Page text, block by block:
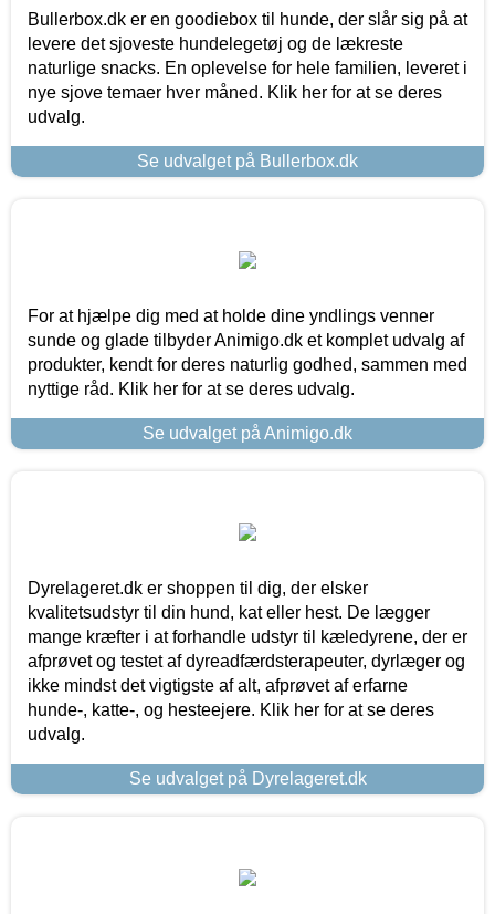
Bullerbox.dk er en goodiebox til hunde, der slår sig på at
levere det sjoveste hundelegetøj og de lækreste
naturlige snacks. En oplevelse for hele familien, leveret i
nye sjove temaer hver måned. Klik her for at se deres
udvalg.
Se udvalget på Bullerbox.dk
For at hjælpe dig med at holde dine yndlings venner
sunde og glade tilbyder Animigo.dk et komplet udvalg af
produkter, kendt for deres naturlig godhed, sammen med
nyttige råd. Klik her for at se deres udvalg.
Se udvalget på Animigo.dk
Dyrelageret.dk er shoppen til dig, der elsker
kvalitetsudstyr til din hund, kat eller hest. De lægger
mange kræfter i at forhandle udstyr til kæledyrene, der er
afprøvet og testet af dyreadfærdsterapeuter, dyrlæger og
ikke mindst det vigtigste af alt, afprøvet af erfarne
hunde-, katte-, og hesteejere. Klik her for at se deres
udvalg.
Se udvalget på Dyrelageret.dk